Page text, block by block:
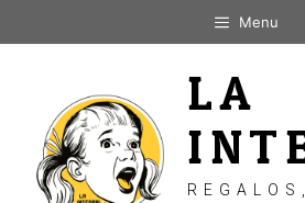
al
Menu
LA